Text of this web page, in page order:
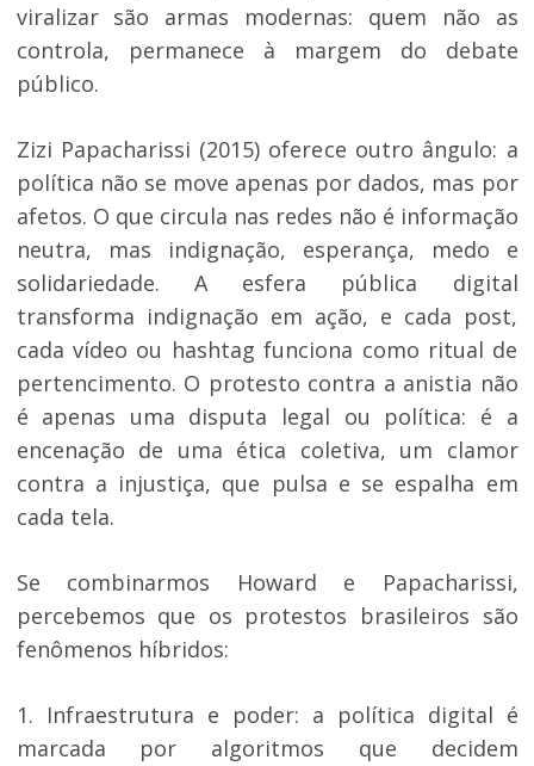
viralizar são armas modernas: quem não as
controla, permanece à margem do debate
público.
Zizi Papacharissi (2015) oferece outro ângulo: a
política não se move apenas por dados, mas por
afetos. O que circula nas redes não é informação
neutra, mas indignação, esperança, medo e
solidariedade. A esfera pública digital
transforma indignação em ação, e cada post,
cada vídeo ou hashtag funciona como ritual de
pertencimento. O protesto contra a anistia não
é apenas uma disputa legal ou política: é a
encenação de uma ética coletiva, um clamor
contra a injustiça, que pulsa e se espalha em
cada tela.
Se combinarmos Howard e Papacharissi,
percebemos que os protestos brasileiros são
fenômenos híbridos:
1. Infraestrutura e poder: a política digital é
marcada por algoritmos que decidem